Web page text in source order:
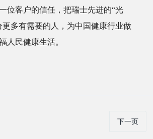
位客户的信任，把瑞士先进的“光
更多有需要的人，为中国健康行业做
人民健康生活。
下一页